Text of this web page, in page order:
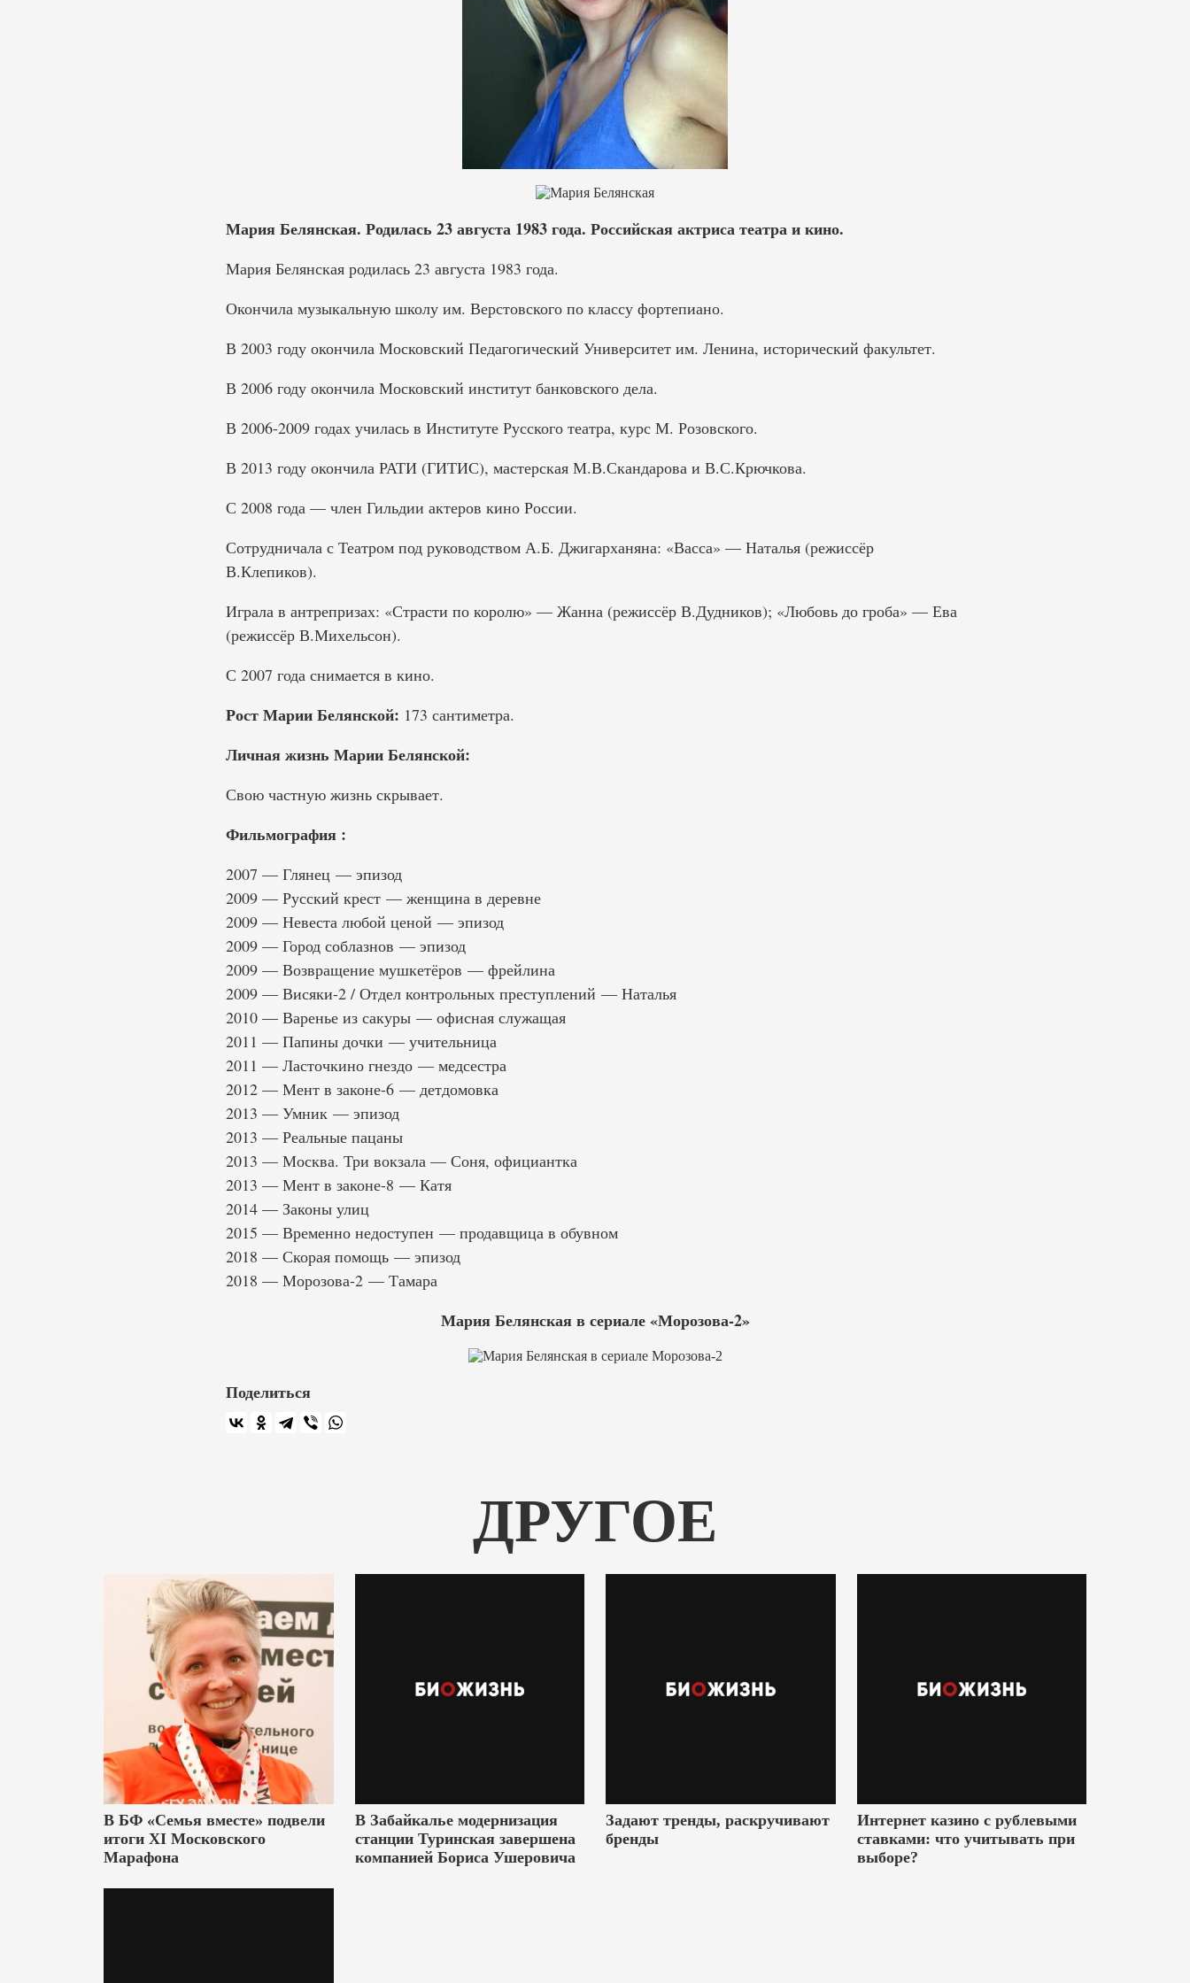
Мария Белянская. Родилась 23 августа 1983 года. Российская актриса театра и кино.
Мария Белянская родилась 23 августа 1983 года.
Окончила музыкальную школу им. Верстовского по классу фортепиано.
В 2003 году окончила Московский Педагогический Университет им. Ленина, исторический факультет.
В 2006 году окончила Московский институт банковского дела.
В 2006-2009 годах училась в Институте Русского театра, курс М. Розовского.
В 2013 году окончила РАТИ (ГИТИС), мастерская М.В.Скандарова и В.С.Крючкова.
С 2008 года — член Гильдии актеров кино России.
Сотрудничала с Театром под руководством А.Б. Джигарханяна: «Васса» — Наталья (режиссёр
В.Клепиков).
Играла в антрепризах: «Страсти по королю» — Жанна (режиссёр В.Дудников); «Любовь до гроба» — Ева
(режиссёр В.Михельсон).
С 2007 года снимается в кино.
Рост Марии Белянской: 173 сантиметра.
Личная жизнь Марии Белянской:
Свою частную жизнь скрывает.
Фильмография :
2007 — Глянец — эпизод
2009 — Русский крест — женщина в деревне
2009 — Невеста любой ценой — эпизод
2009 — Город соблазнов — эпизод
2009 — Возвращение мушкетёров — фрейлина
2009 — Висяки-2 / Отдел контрольных преступлений — Наталья
2010 — Варенье из сакуры — офисная служащая
2011 — Папины дочки — учительница
2011 — Ласточкино гнездо — медсестра
2012 — Мент в законе-6 — детдомовка
2013 — Умник — эпизод
2013 — Реальные пацаны
2013 — Москва. Три вокзала — Соня, официантка
2013 — Мент в законе-8 — Катя
2014 — Законы улиц
2015 — Временно недоступен — продавщица в обувном
2018 — Скорая помощь — эпизод
2018 — Морозова-2 — Тамара
Мария Белянская в сериале «Морозова-2»
Поделиться
ДРУГОЕ
В БФ «Семья вместе» подвели
итоги XI Московского
Марафона
В Забайкалье модернизация
станции Туринская завершена
компанией Бориса Ушеровича
Задают тренды, раскручивают
бренды
Интернет казино с рублевыми
ставками: что учитывать при
выборе?